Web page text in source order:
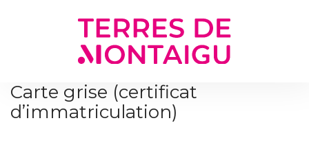
Carte grise (certificat
d’immatriculation)